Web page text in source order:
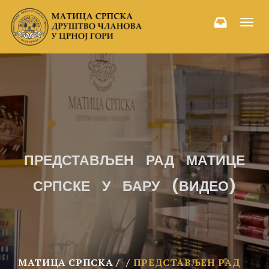
ПРЕДСТАВЉЕН РАД МАТИЦЕ
СРПСКЕ У БАРУ (ВИДЕО)
МАТИЦА СРПСКА ПРЕДСТАВЉЕН РАД